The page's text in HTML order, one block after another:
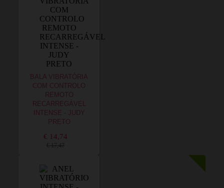
BALA VIBRATÓRIA
COM CONTROLO
REMOTO
RECARREGÁVEL
INTENSE - JUDY
PRETO
€ 14,74
€ 17,47